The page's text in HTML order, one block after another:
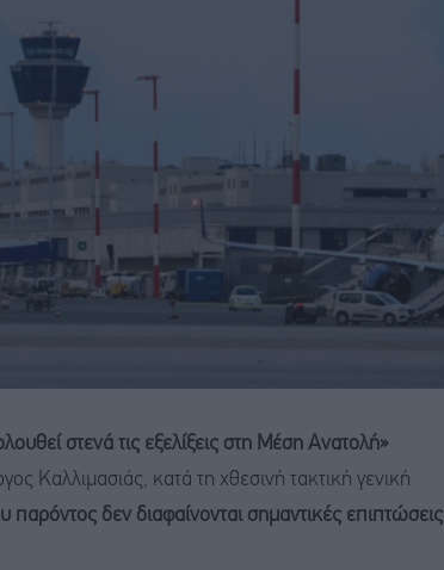
στενά τις εξελίξεις στη Μέση Ανατολή»
Καλλιμασιάς, κατά τη χθεσινή τακτική γενική
παρόντος δεν διαφαίνονται σημαντικές επιπτώσεις